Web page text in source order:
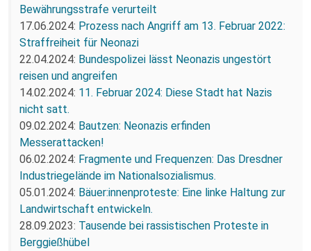
Bewährungsstrafe verurteilt
17.06.2024: Prozess nach Angriff am 13. Februar 2022:
Straffreiheit für Neonazi
22.04.2024: Bundespolizei lässt Neonazis ungestört
reisen und angreifen
14.02.2024: 11. Februar 2024: Diese Stadt hat Nazis
nicht satt.
09.02.2024: Bautzen: Neonazis erfinden
Messerattacken!
06.02.2024: Fragmente und Frequenzen: Das Dresdner
Industriegelände im Nationalsozialismus.
05.01.2024: Bäuer:innenproteste: Eine linke Haltung zur
Landwirtschaft entwickeln.
28.09.2023: Tausende bei rassistischen Proteste in
Berggießhübel